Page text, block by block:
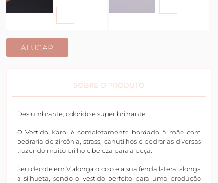
ALUGAR
SOBRE O PRODUTO
Deslumbrante, colorido e super brilhante.
O Vestido Karol é completamente bordado à mão com
pedraria de zircônia, strass, canutilhos e pedrarias diversas
trazendo muito brilho e beleza para a peça.
Seu decote em V alonga o colo e a sua fenda lateral alonga
a silhueta, sendo o vestido perfeito para uma produção